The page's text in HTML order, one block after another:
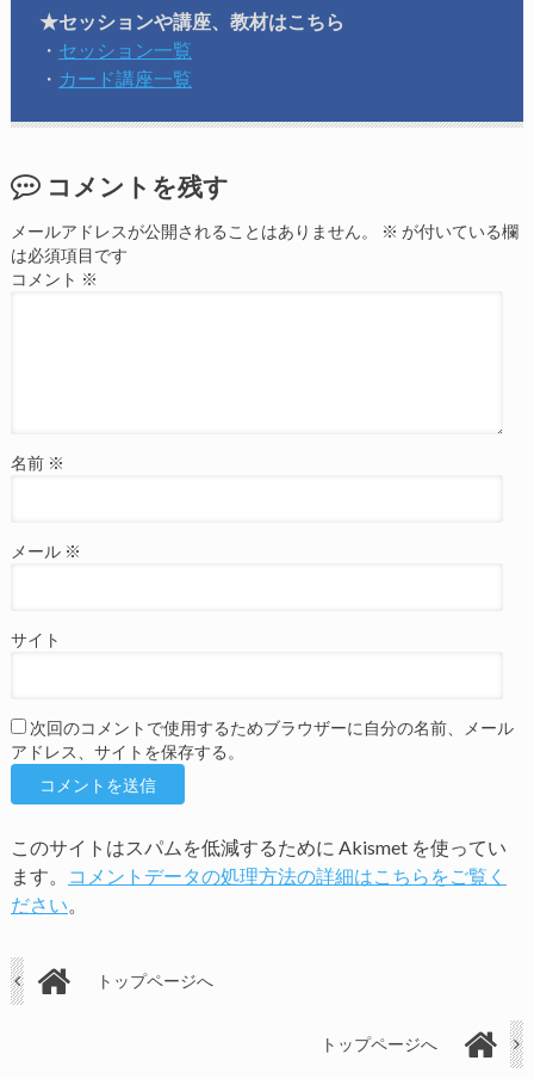
★セッションや講座、教材はこちら
・ セッション一覧
・ カード講座一覧
コメントを残す
メールアドレスが公開されることはありません。 ※ が付いている欄
は必須項目です
コメント ※
名前 ※
メール ※
サイト
次回のコメントで使用するためブラウザーに自分の名前、メール
アドレス、サイトを保存する。
このサイトはスパムを低減するために Akismet を使ってい
ます。
コメントデータの処理方法の詳細はこちらをご覧く
ださい。
トップページへ
トップページへ